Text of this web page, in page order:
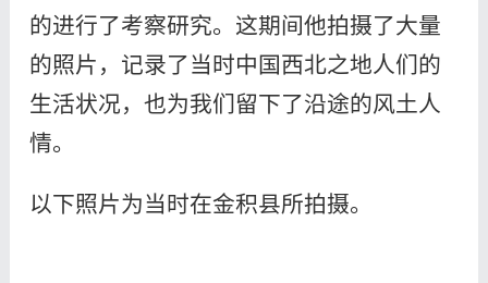
的进行了考察研究。这期间他拍摄了大量
的照片，记录了当时中国西北之地人们的
生活状况，也为我们留下了沿途的风土人
情。
以下照片为当时在金积县所拍摄。